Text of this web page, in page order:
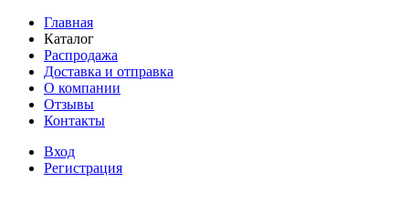
Главная
Каталог
Распродажа
Доставка и отправка
О компании
Отзывы
Контакты
Вход
Регистрация